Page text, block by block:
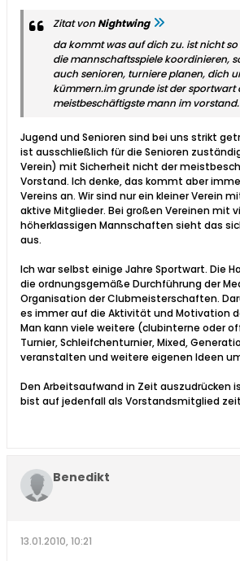
Zitat vonNightwing
da kommt was auf dich zu. ist nicht
die mannschaftsspiele koordinieren,
auch senioren, turniere planen, dich
kümmern.im grunde ist der sportwart
meistbeschäftigste mann im vorstand.
Jugend und Senioren sind bei uns strikt
ist ausschließlich für die Senioren
Verein) mit Sicherheit nicht der
Vorstand. Ich denke, das kommt aber
Vereins an. Wir sind nur ein kleiner Verein
aktive Mitglieder. Bei großen Vereinen mit
höherklassigen Mannschaften sieht das
aus.
Ich war selbst einige Jahre Sportwart. Die
die ordnungsgemäße Durchführung der
Organisation der Clubmeisterschaften.
es immer auf die Aktivität und Motivation
Man kann viele weitere (clubinterne oder
Turnier, Schleifchenturnier, Mixed,
veranstalten und weitere eigenen Ideen
Den Arbeitsaufwand in Zeit auszudrücken
bist auf jedenfall als Vorstandsmitglied
Benedikt
13.01.2010, 10:21